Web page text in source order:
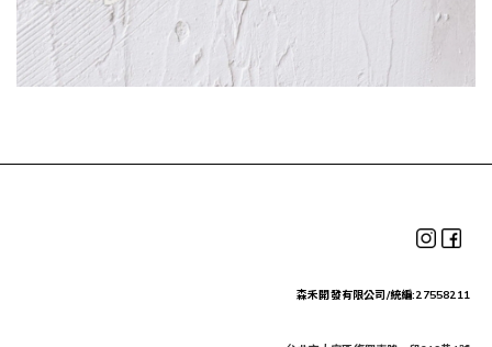
森禾開發有限公司/統編:27558211